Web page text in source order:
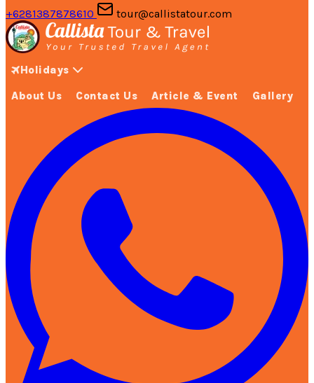
+6281387878610 tour@callistatour.com
Holidays
About Us Contact Us Article & Event Gallery